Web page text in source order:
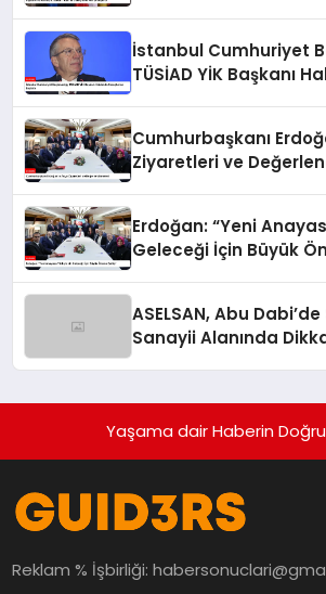
İstanbul Cumhuriyet
TÜSİAD YİK Başkanı
Cumhurbaşkanı
Ziyaretleri ve
Erdoğan: “Yeni
Geleceği İçin Büyük
ASELSAN, Abu
Sanayii Alanında
Yaşama dair Haberin
Reklam % İşbirliği: